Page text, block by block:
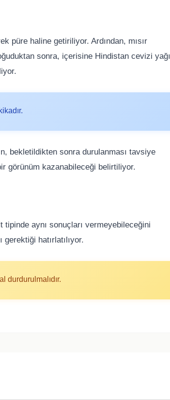
püre haline getiriliyor. Ardından, mısır
sonra, içerisine Hindistan cevizi yağı
bekletildikten sonra durulanması tavsiye
görünüm kazanabileceği belirtiliyor.
aynı sonuçları vermeyebileceğini
hatırlatılıyor.
durdurulmalıdır.